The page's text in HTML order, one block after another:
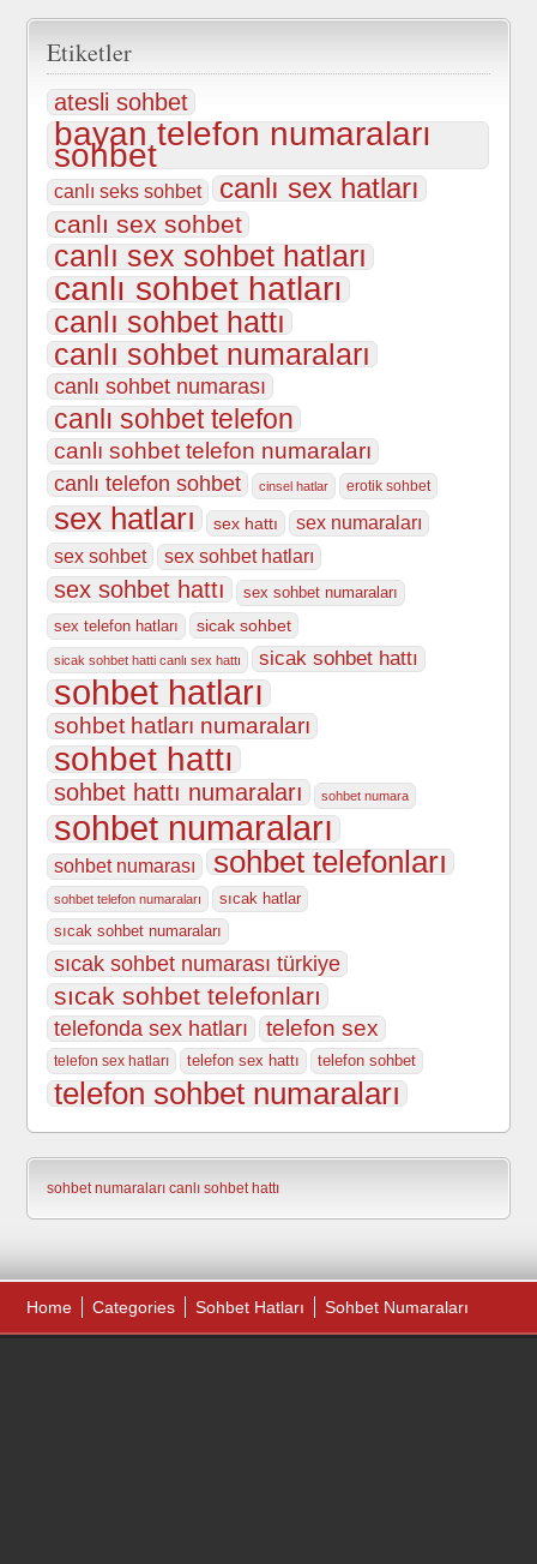
Etiketler
atesli sohbet
bayan telefon numaraları
sohbet
canlı seks sohbet canlı sex hatları
canlı sex sohbet
canlı sex sohbet hatları
canlı sohbet hatları
canlı sohbet hattı
canlı sohbet numaraları
canlı sohbet numarası
canlı sohbet telefon
canlı sohbet telefon numaraları
canlı telefon sohbet cinsel hatlar erotik sohbet
sex hatları sex hattı sex numaraları
sex sohbet sex sohbet hatları
sex sohbet hattı
sex sohbet numaraları
sex telefon hatları
sicak sohbet
sicak sohbet hatti canlı sex hattı sicak sohbet hattı
sohbet hatları
sohbet hatları numaraları
sohbet hattı
sohbet hattı numaraları sohbet numara
sohbet numaraları
sohbet numarası sohbet telefonları
sohbet telefon numaraları
sıcak hatlar
sıcak sohbet numaraları
sıcak sohbet numarası türkiye
sıcak sohbet telefonları
telefonda sex hatları telefon sex
telefon sex hatları telefon sex hattı telefon sohbet
telefon sohbet numaraları
sohbet numaraları canlı sohbet hattı
Home Categories Sohbet Hatları Sohbet Numaraları